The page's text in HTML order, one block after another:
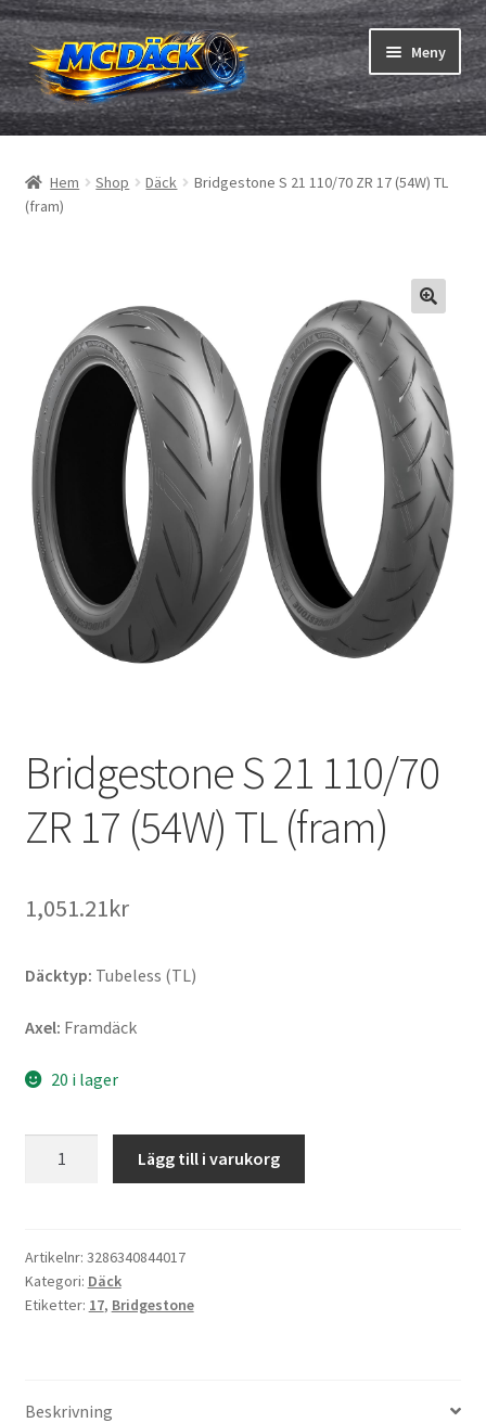
Hoppa
till
navigering
Hoppa
till
innehåll
Meny
Däck
Slangar & fälgband
Däcktest
Märken
Om oss
Hem Shop Däck
Bridgestone S 21 110/70 ZR 17 (54W) TL
(fram)
Bridgestone S 21 110/70
ZR 17 (54W) TL (fram)
1,051.21kr
Däcktyp: Tubeless (TL)
Axel: Framdäck
20 i lager
ZR
17
(54W)
Lägg till i varukorg
Artikelnr: 3286340844017
Kategori: Däck
Etiketter: 17, Bridgestone
Beskrivning